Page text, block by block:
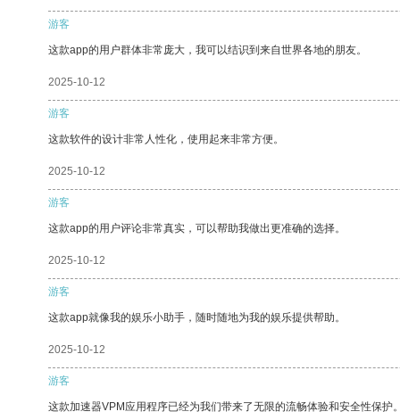
游客
这款app的用户群体非常庞大，我可以结识到来自世界各地的朋友。
2025-10-12
游客
这款软件的设计非常人性化，使用起来非常方便。
2025-10-12
游客
这款app的用户评论非常真实，可以帮助我做出更准确的选择。
2025-10-12
游客
这款app就像我的娱乐小助手，随时随地为我的娱乐提供帮助。
2025-10-12
游客
这款加速器VPM应用程序已经为我们带来了无限的流畅体验和安全性保护